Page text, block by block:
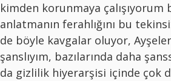
kimden korunmaya çalışıyorum
anlatmanın ferahlığını bu
de böyle kavgalar oluyor,
şanslıyım, bazılarında daha
da gizlilik hiyerarşisi içinde çok